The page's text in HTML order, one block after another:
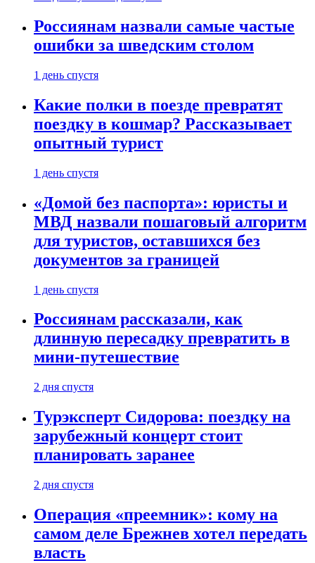
Россиянам назвали самые частые
ошибки за шведским столом
1 день спустя
Какие полки в поезде превратят
поездку в кошмар? Рассказывает
опытный турист
1 день спустя
«Домой без паспорта»: юристы и
МВД назвали пошаговый алгоритм
для туристов, оставшихся без
документов за границей
1 день спустя
Россиянам рассказали, как
длинную пересадку превратить в
мини-путешествие
2 дня спустя
Турэксперт Сидорова: поездку на
зарубежный концерт стоит
планировать заранее
2 дня спустя
Операция «преемник»: кому на
самом деле Брежнев хотел передать
власть